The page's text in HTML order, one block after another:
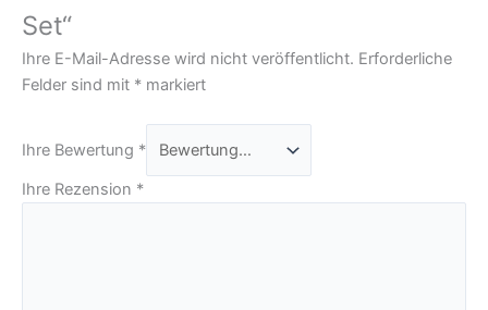
Set“
Ihre E-Mail-Adresse wird nicht veröffentlicht. Erforderliche
Felder sind mit * markiert
Ihre Bewertung *
Ihre Rezension *